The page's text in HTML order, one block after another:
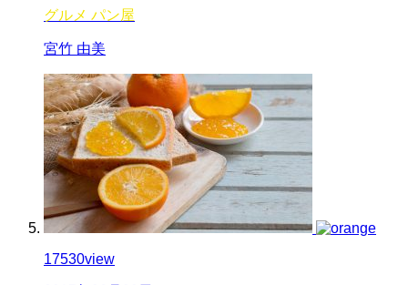
グルメ パン屋
宮竹 由美
17530view